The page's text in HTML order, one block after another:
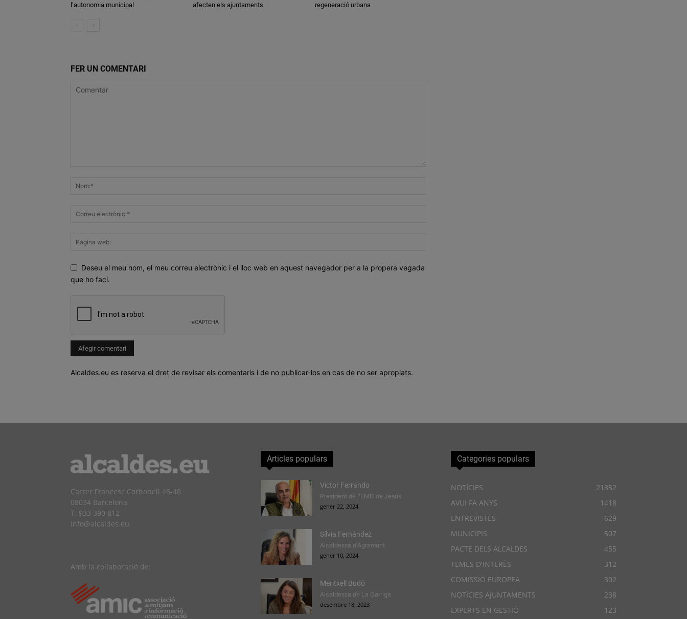
l’autonomia municipal
afecten els ajuntaments
regeneració urbana
FER UN COMENTARI
Deseu el meu nom, el meu correu electrònic i el lloc web en aquest navegador per a la propera vegada
que ho faci.
Alcaldes.eu es reserva el dret de revisar els comentaris i de no publicar-los en cas de no ser apropiats.
Carrer Francesc Carbonell 46-48
08034 Barcelona
T. 933 390 812
info@alcaldes.eu
Amb la col·laboració de:
Articles populars
Victor Ferrando
President de l'EMD de Jesús
gener 22, 2024
Sílvia Fernández
Alcaldessa d'Agramunt
gener 10, 2024
Meritxell Budó
Alcaldessa de La Garriga
desembre 18, 2023
Categories populars
NOTÍCIES
21852
AVUI FA ANYS
1418
ENTREVISTES
629
MUNICIPIS
507
PACTE DELS ALCALDES
455
TEMES D'INTERÈS
312
COMISSIÓ EUROPEA
302
NOTÍCIES AJUNTAMENTS
238
EXPERTS EN GESTIÓ
123